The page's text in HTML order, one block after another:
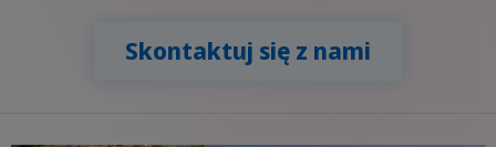
Skontaktuj się z nami